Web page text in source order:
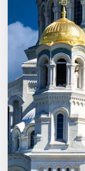
Экскурсии
Спорт
События
Города
Площадки
Артисты